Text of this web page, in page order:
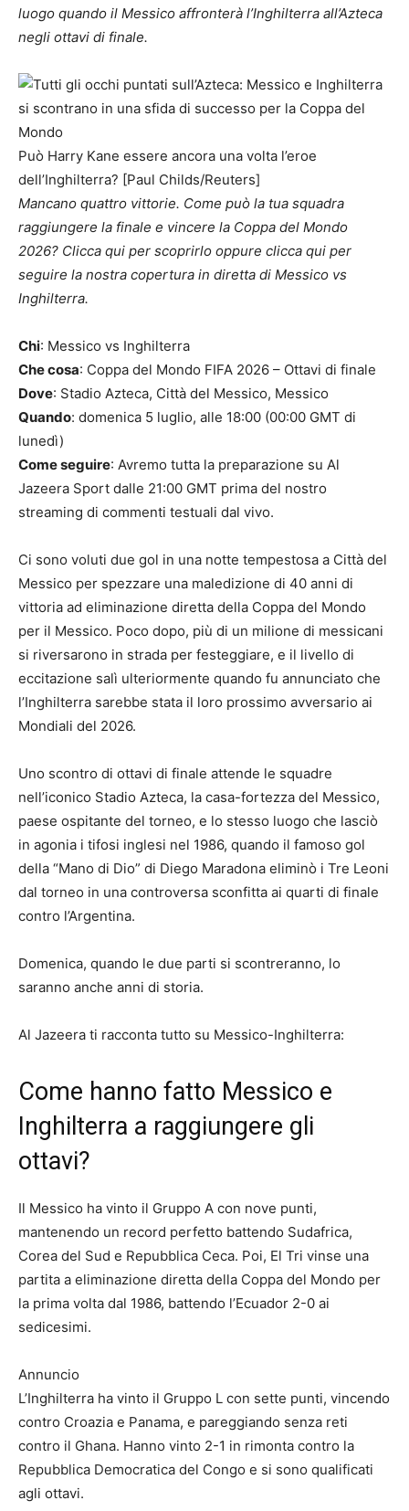
luogo quando il Messico affronterà l’Inghilterra all’Azteca
negli ottavi di finale.
Può Harry Kane essere ancora una volta l’eroe
dell’Inghilterra? [Paul Childs/Reuters]
Mancano quattro vittorie. Come può la tua squadra
raggiungere la finale e vincere la Coppa del Mondo
2026? Clicca qui per scoprirlo oppure clicca qui per
seguire la nostra copertura in diretta di Messico vs
Inghilterra.
Chi: Messico vs Inghilterra
Che cosa: Coppa del Mondo FIFA 2026 – Ottavi di finale
Dove: Stadio Azteca, Città del Messico, Messico
Quando: domenica 5 luglio, alle 18:00 (00:00 GMT di
lunedì)
Come seguire: Avremo tutta la preparazione su Al
Jazeera Sport dalle 21:00 GMT prima del nostro
streaming di commenti testuali dal vivo.
Ci sono voluti due gol in una notte tempestosa a Città del
Messico per spezzare una maledizione di 40 anni di
vittoria ad eliminazione diretta della Coppa del Mondo
per il Messico. Poco dopo, più di un milione di messicani
si riversarono in strada per festeggiare, e il livello di
eccitazione salì ulteriormente quando fu annunciato che
l’Inghilterra sarebbe stata il loro prossimo avversario ai
Mondiali del 2026.
Uno scontro di ottavi di finale attende le squadre
nell’iconico Stadio Azteca, la casa-fortezza del Messico,
paese ospitante del torneo, e lo stesso luogo che lasciò
in agonia i tifosi inglesi nel 1986, quando il famoso gol
della “Mano di Dio” di Diego Maradona eliminò i Tre Leoni
dal torneo in una controversa sconfitta ai quarti di finale
contro l’Argentina.
Domenica, quando le due parti si scontreranno, lo
saranno anche anni di storia.
Al Jazeera ti racconta tutto su Messico-Inghilterra:
Come hanno fatto Messico e
Inghilterra a raggiungere gli
ottavi?
Il Messico ha vinto il Gruppo A con nove punti,
mantenendo un record perfetto battendo Sudafrica,
Corea del Sud e Repubblica Ceca. Poi, El Tri vinse una
partita a eliminazione diretta della Coppa del Mondo per
la prima volta dal 1986, battendo l’Ecuador 2-0 ai
sedicesimi.
Annuncio
L’Inghilterra ha vinto il Gruppo L con sette punti, vincendo
contro Croazia e Panama, e pareggiando senza reti
contro il Ghana. Hanno vinto 2-1 in rimonta contro la
Repubblica Democratica del Congo e si sono qualificati
agli ottavi.